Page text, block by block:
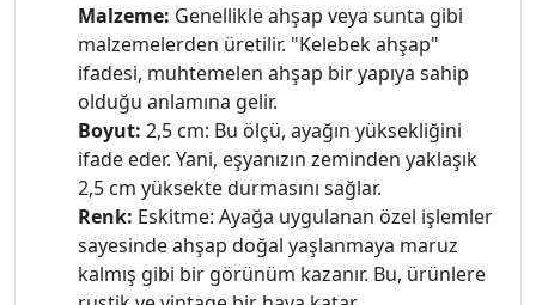
Malzeme: Genellikle ahşap veya sunta gibi
malzemelerden üretilir. "Kelebek ahşap"
ifadesi, muhtemelen ahşap bir yapıya sahip
olduğu anlamına gelir.
Boyut: 2,5 cm: Bu ölçü, ayağın yüksekliğini
ifade eder. Yani, eşyanızın zeminden yaklaşık
2,5 cm yüksekte durmasını sağlar.
Renk: Eskitme: Ayağa uygulanan özel işlemler
sayesinde ahşap doğal yaşlanmaya maruz
kalmış gibi bir görünüm kazanır. Bu, ürünlere